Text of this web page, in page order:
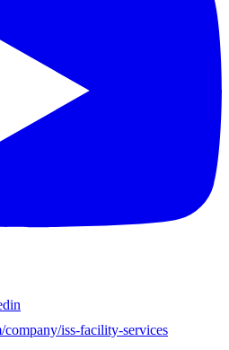
iss-facility-services